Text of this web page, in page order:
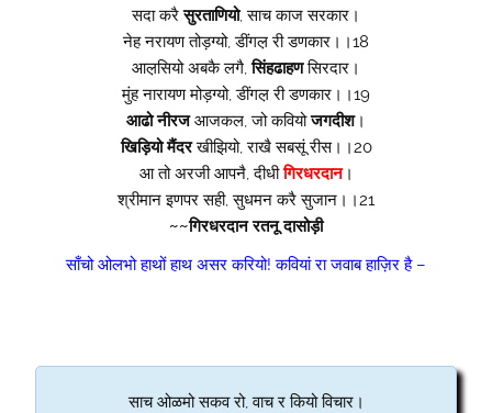
सदा करैसुरताणियो, साच काज सरकार।
नेह नरायण तोड़ग्यो, डींगल़ री डणकार।।18
आल़सियो अबकै लगै,सिंहढाहणसिरदार।
मुंह नारायण मोड़ग्यो, डींगल़ री डणकार।।19
आढो नीरजआजकल, जो कवियोजगदीश।
खिड़ियो मैंदरखीझियो, राखै सबसूं रीस।।20
आ तो अरजी आपनै, दीधीगिरधरदान।
श्रीमान इणपर सही, सुधमन करै सुजान।।21
~~गिरधरदान रतनू दासोड़ी
साँचो ओलभो हाथों हाथ असर करियो! कवियां रा जवाब हाज़िर है –
साच ओळमो सकव रो, वाच र कियो विचार।